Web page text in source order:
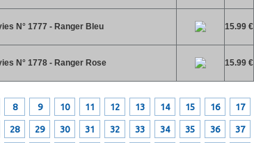
N° 1777 - Ranger Bleu 15.99 €
N° 1778 - Ranger Rose 15.99 €
8 9 10 11 12 13 14 15 16 17
28 29 30 31 32 33 34 35 36 37